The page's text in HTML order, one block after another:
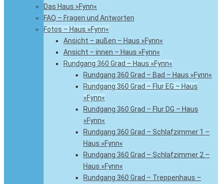
Das Haus »Fynn«
FAQ – Fragen und Antworten
Fotos – Haus »Fynn«
Ansicht – außen – Haus »Fynn«
Ansicht – innen – Haus »Fynn«
Rundgang 360 Grad – Haus »Fynn«
Rundgang 360 Grad – Bad – Haus »Fynn«
Rundgang 360 Grad – Flur EG – Haus
»Fynn«
Rundgang 360 Grad – Flur DG – Haus
»Fynn«
Rundgang 360 Grad – Schlafzimmer 1 –
Haus »Fynn«
Rundgang 360 Grad – Schlafzimmer 2 –
Haus »Fynn«
Rundgang 360 Grad – Treppenhaus –